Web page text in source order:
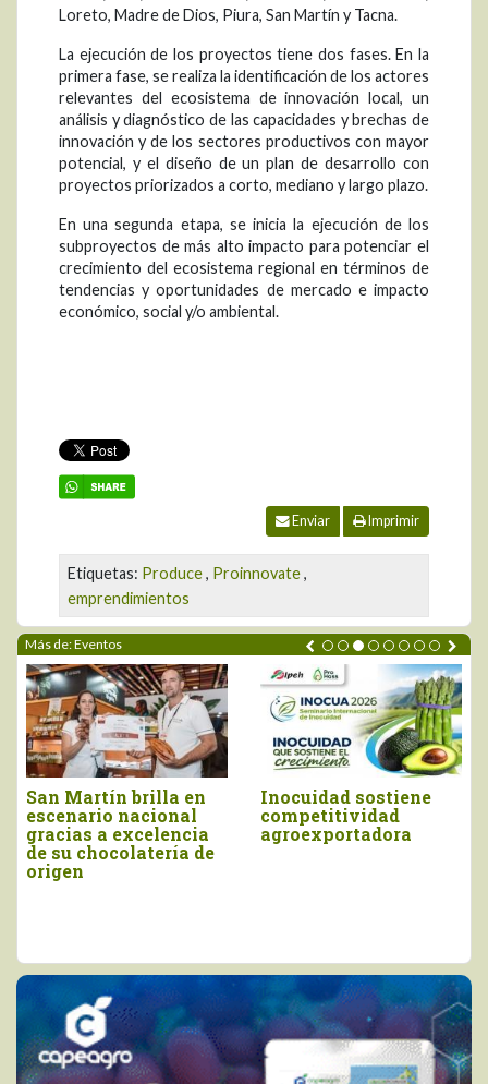
Loreto, Madre de Dios, Piura, San Martín y Tacna.
La ejecución de los proyectos tiene dos fases. En la
primera fase, se realiza la identificación de los actores
relevantes del ecosistema de innovación local, un
análisis y diagnóstico de las capacidades y brechas de
innovación y de los sectores productivos con mayor
potencial, y el diseño de un plan de desarrollo con
proyectos priorizados a corto, mediano y largo plazo.
En una segunda etapa, se inicia la ejecución de los
subproyectos de más alto impacto para potenciar el
crecimiento del ecosistema regional en términos de
tendencias y oportunidades de mercado e impacto
económico, social y/o ambiental.
Enviar Imprimir
Etiquetas: Produce, Proinnovate,
emprendimientos
Más de: Eventos
Piura brilló en el
Salón del Cacao y
Chocolate
Internacional 2026
Moquegua será la
sede del próximo
Concurso Nacional